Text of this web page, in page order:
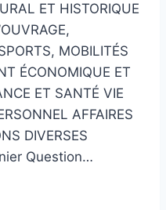
ET HISTORIQUE
MOBILITÉS
ÉCONOMIQUE ET
ET SANTÉ VIE
AFFAIRES
DIVERSES
Question…